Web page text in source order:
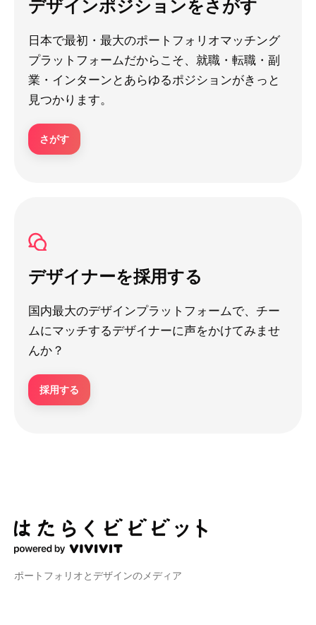
デザインポジションをさがす
日本で最初・最大のポートフォリオマッチング
プラットフォームだからこそ、就職・転職・副
業・インターンとあらゆるポジションがきっと
見つかります。
さがす
デザイナーを採用する
国内最大のデザインプラットフォームで、チー
ムにマッチするデザイナーに声をかけてみませ
んか？
採用する
ポートフォリオとデザインのメディア